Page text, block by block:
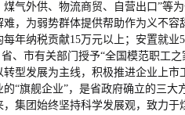
气外供、物流商贸、自营出口”等
，为弱势群体提供帮助作为义不
年纳税贡献15万元以上；安置就
、市有关部门授予“全国模范职工
型发展为主线，积极推进企业上
“旗舰企业”，是省政府确立的三
，集团始终坚持科学发展观，致力